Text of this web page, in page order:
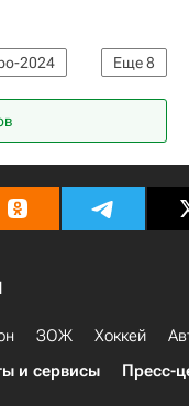
Польша
Еще8
2024
(ФИФА)
ЗОЖ Хоккей
и сервисы Пресс-